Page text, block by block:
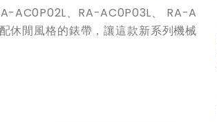
AC0P02L、RA-AC0P03L、 RA-A
休閒風格的錶帶，讓這款新系列機械